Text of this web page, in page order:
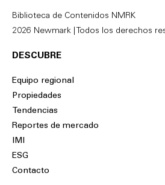
Biblioteca de Contenidos NMRK
2026 Newmark | Todos los derechos
DESCUBRE
Equipo regional
Propiedades
Tendencias
Reportes de mercado
IMI
ESG
Contacto